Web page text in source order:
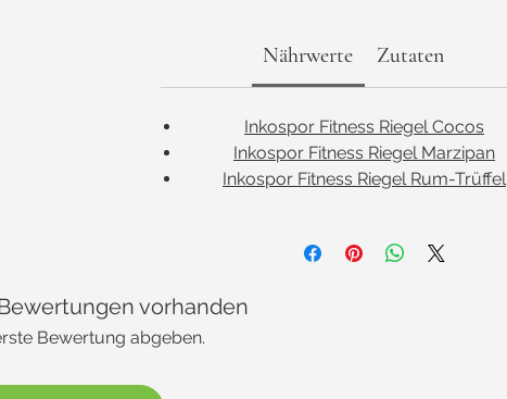
Nährwerte Zutaten
Inkospor Fitness Riegel Cocos
Inkospor Fitness Riegel Marzipan
Inkospor Fitness Riegel Rum-Trüffel
vorhanden
Bewertung abgeben.